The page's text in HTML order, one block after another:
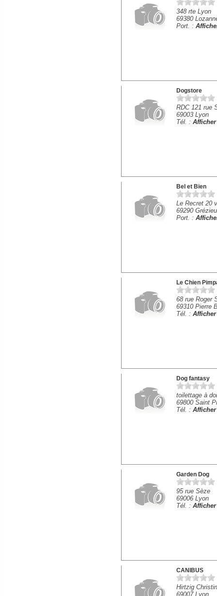
348 rte Lyon
69380
Port. :
Dogstore
RDC 121 rue
69003 Lyon
Tél. :
Bel et Bien
Le Recret 20
69290
Port. :
Le Chien
68 rue Roger
69310 Pierre
Tél. :
Dog fantasy
toilettage à
69800 Saint
Tél. :
Garden Dog
95 rue Sèze
69006 Lyon
Tél. :
CANIBUS
Hirtzig
69007 Lyon